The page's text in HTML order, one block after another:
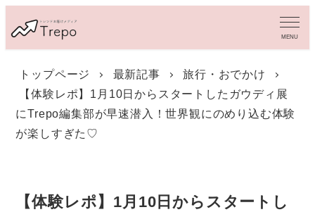
イ
MENU
トップページ 最新記事
旅行・おでかけ
【体験レポ】1月10日からスタートしたガウディ展
にTrepo編集部が早速潜入！世界観にのめり込む体験
が楽しすぎた♡
【体験レポ】1月10日からスタートし